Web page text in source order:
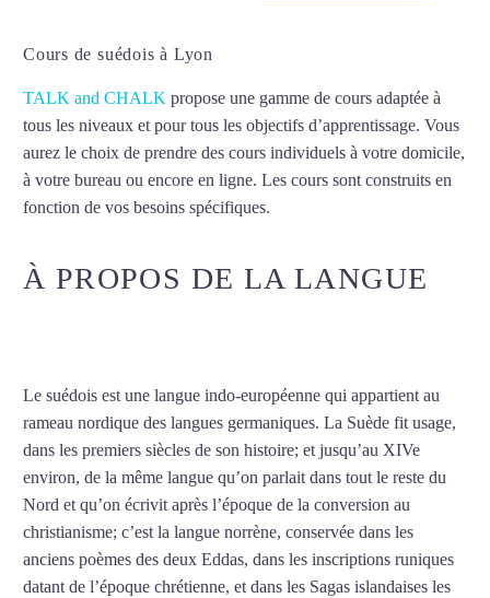
Cours de suédois à Lyon
TALK and CHALK propose une gamme de cours adaptée à
tous les niveaux et pour tous les objectifs d’apprentissage. Vous
aurez le choix de prendre des cours individuels à votre domicile,
à votre bureau ou encore en ligne. Les cours sont construits en
fonction de vos besoins spécifiques.
À PROPOS DE LA LANGUE
Le suédois est une langue indo-européenne qui appartient au
rameau nordique des langues germaniques. La Suède fit usage,
dans les premiers siècles de son histoire; et jusqu’au XIVe
environ, de la même langue qu’on parlait dans tout le reste du
Nord et qu’on écrivit après l’époque de la conversion au
christianisme; c’est la langue norrène, conservée dans les
anciens poèmes des deux Eddas, dans les inscriptions runiques
datant de l’époque chrétienne, et dans les Sagas islandaises les